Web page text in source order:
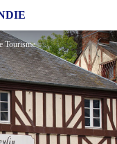
Tourisme